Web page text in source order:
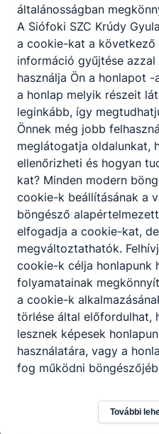
2026. júl. 14. Admin
Befejeződtek az idei
vizsgái.
Befejeződtek az idei tanév
2026. júl. 5. admin
általánosságban
A Siófoki SZC Krúdy
a cookie-kat a következő
információ gyűjtése
használja Ön a honlapot
a honlap melyik részeit
leginkább, így
Önnek még jobb
meglátogatja oldalunkat,
ellenőrizheti és hogyan
kat? Minden modern
cookie-k beállításának a
böngésző
elfogadja a cookie-kat,
megváltoztathatók.
cookie-k célja honlapunk
folyamatainak
a cookie-k
törlése által előfordulhat,
lesznek képesek
használatára, vagy a
fog működni
További